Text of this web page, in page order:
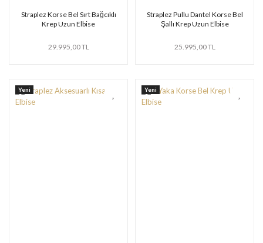
Straplez Korse Bel Sırt Bağcıklı
Krep Uzun Elbise
29.995,00 TL
Straplez Pullu Dantel Korse Bel
Şallı Krep Uzun Elbise
25.995,00 TL
Yeni Yeni